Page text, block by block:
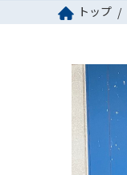
トップ